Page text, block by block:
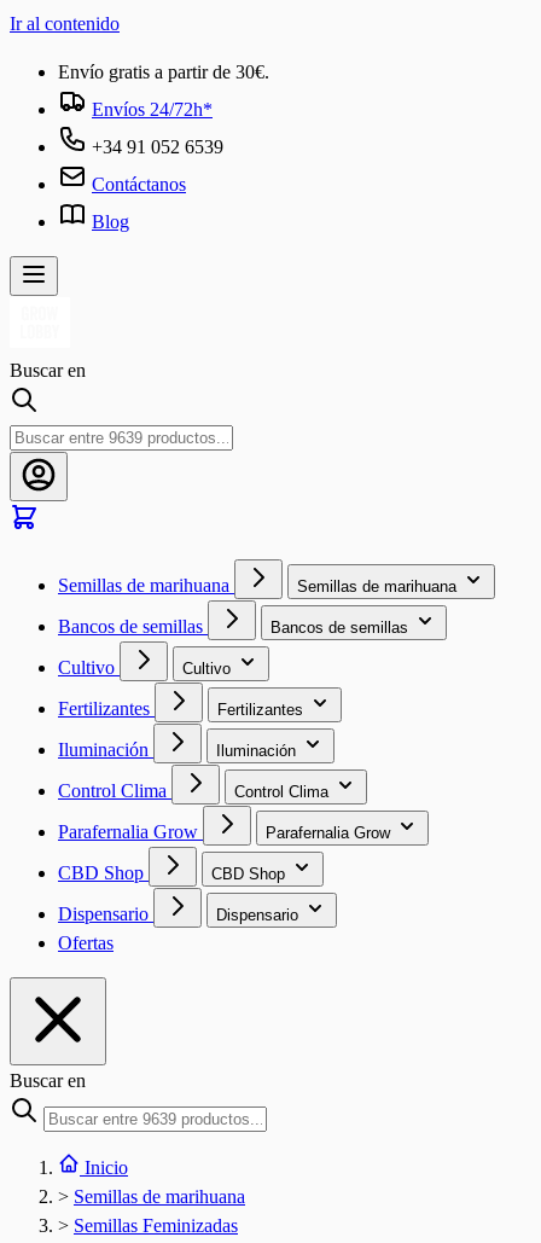
Ir al contenido
Envío gratis a partir de 30€.
Envíos 24/72h*
+34 91 052 6539
Contáctanos
Blog
Buscar en
Semillas de marihuana Semillas de marihuana
Bancos de semillas Bancos de semillas
Cultivo Cultivo
Fertilizantes Fertilizantes
Iluminación Iluminación
Control Clima Control Clima
Parafernalia Grow Parafernalia Grow
CBD Shop CBD Shop
Dispensario Dispensario
Ofertas
Buscar en
Inicio
> Semillas de marihuana
> Semillas Feminizadas